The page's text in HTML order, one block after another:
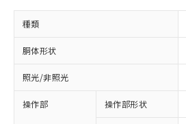
種類
胴体形状
照光/非照光
操作部 操作部形状